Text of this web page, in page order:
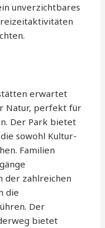
unverzichtbares
erwartet
Natur, perfekt für
Der Park bietet
sowohl Kultur-
Familien
der zahlreichen
die
Der
bietet